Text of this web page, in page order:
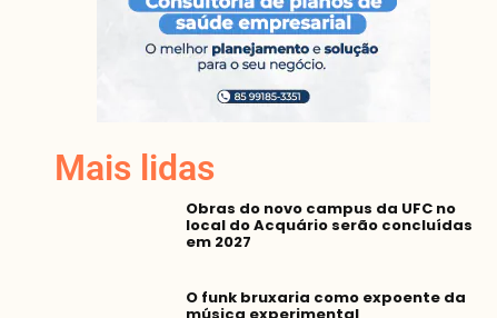
Mais lidas
Obras do novo campus da UFC no
local do Acquário serão concluídas
em 2027
O funk bruxaria como expoente da